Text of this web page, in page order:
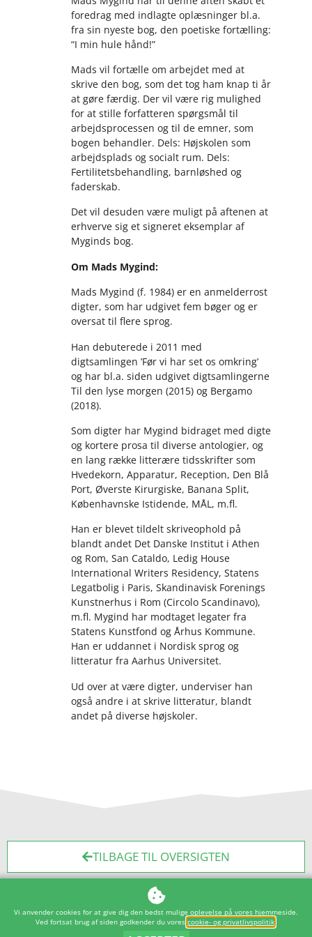
foredrag med indlagte oplæsninger bl.a.
fra sin nyeste bog, den poetiske fortælling:
“I min hule hånd!”
Mads vil fortælle om arbejdet med at
skrive den bog, som det tog ham knap ti år
at gøre færdig. Der vil være rig mulighed
for at stille forfatteren spørgsmål til
arbejdsprocessen og til de emner, som
bogen behandler. Dels: Højskolen som
arbejdsplads og socialt rum. Dels:
Fertilitetsbehandling, barnløshed og
faderskab.
Det vil desuden være muligt på aftenen at
erhverve sig et signeret eksemplar af
Myginds bog.
Om Mads Mygind:
Mads Mygind (f. 1984) er en anmelderrost
digter, som har udgivet fem bøger og er
oversat til flere sprog.
Han debuterede i 2011 med
digtsamlingen ’Før vi har set os omkring’
og har bl.a. siden udgivet digtsamlingerne
Til den lyse morgen (2015) og Bergamo
(2018).
Som digter har Mygind bidraget med digte
og kortere prosa til diverse antologier, og
en lang række litterære tidsskrifter som
Hvedekorn, Apparatur, Reception, Den Blå
Port, Øverste Kirurgiske, Banana Split,
Københavnske Istidende, MÅL, m.fl.
Han er blevet tildelt skriveophold på
blandt andet Det Danske Institut i Athen
og Rom, San Cataldo, Ledig House
International Writers Residency, Statens
Legatbolig i Paris, Skandinavisk Forenings
Kunstnerhus i Rom (Circolo Scandinavo),
m.fl. Mygind har modtaget legater fra
Statens Kunstfond og Århus Kommune.
Han er uddannet i Nordisk sprog og
litteratur fra Aarhus Universitet.
Ud over at være digter, underviser han
også andre i at skrive litteratur, blandt
andet på diverse højskoler.
TILBAGE TIL OVERSIGTEN
OM SKOLEN
Vi anvender cookies for at give dig den bedst mulige oplevelse på vores hjemmeside.
Ved fortsat brug af siden godkender du vores cookie- og privatlivspolitik